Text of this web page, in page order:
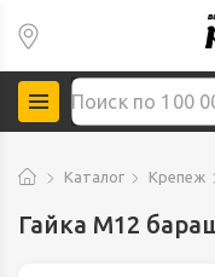
Каталог Крепеж
Гайка М12